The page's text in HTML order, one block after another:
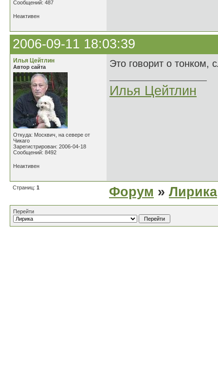
Сообщений: 487
Неактивен
2006-09-11 18:03:39
Илья Цейтлин
Автор сайта
Откуда: Москвич, на севере от
Чикаго
Зарегистрирован: 2006-04-18
Сообщений: 8492
Это говорит о
Илья Цейтлин
Неактивен
Страниц: 1 Форум » Лирика
Перейти